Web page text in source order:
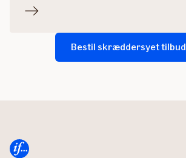
Bestil skræddersyet tilbud